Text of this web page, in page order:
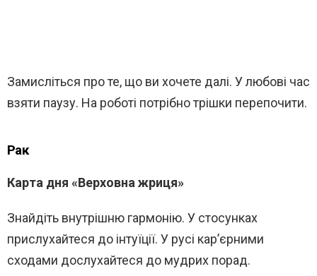
Замисліться про те, що ви хочете далі. У любові час
взяти паузу. На роботі потрібно трішки перепочити.
Рак
Карта дня «Верховна жриця»
Знайдіть внутрішню гармонію. У стосунках
прислухайтеся до інтуїції. У русі кар’єрними
сходами дослухайтеся до мудрих порад.